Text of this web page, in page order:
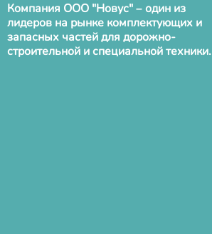
Компания ООО "Новус" – один из
лидеров на рынке комплектующих и
запасных частей для дорожно-
строительной и специальной техники.